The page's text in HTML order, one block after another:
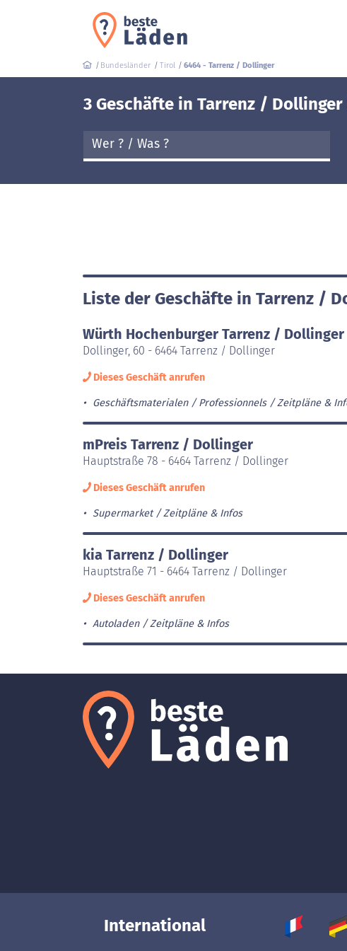
Bundesländer Tirol 6464 - Tarrenz / Dollinger
3 Geschäfte in Tarrenz /
Liste der Geschäfte in Tarrenz /
Würth Hochenburger Tarrenz / Dollinger
Dollinger, 60 - 6464 Tarrenz / Dollinger
Dieses Geschäft anrufen
Geschäftsmaterialen / Professionnels Zeitpläne &
mPreis Tarrenz / Dollinger
Hauptstraße 78 - 6464 Tarrenz / Dollinger
Dieses Geschäft anrufen
Supermarket Zeitpläne & Infos
kia Tarrenz / Dollinger
Hauptstraße 71 - 6464 Tarrenz / Dollinger
Dieses Geschäft anrufen
Autoladen Zeitpläne & Infos
International